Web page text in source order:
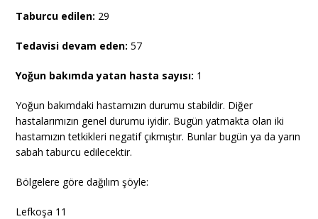
Taburcu edilen: 29
Tedavisi devam eden: 57
Yoğun bakımda yatan hasta sayısı: 1
Yoğun bakımdaki hastamızın durumu stabildir. Diğer
hastalarımızın genel durumu iyidir. Bugün yatmakta olan iki
hastamızın tetkikleri negatif çıkmıştır. Bunlar bugün ya da yarın
sabah taburcu edilecektir.
Bölgelere göre dağılım şöyle:
Lefkoşa 11